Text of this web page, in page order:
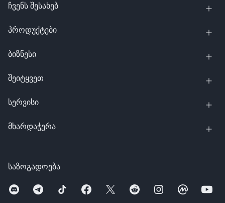
საზოგადოება
ჩვენს შესახებ
პროდუქტები
ბიზნესი
შეიტყვეთ
სერვისი
მხარდაჭერა